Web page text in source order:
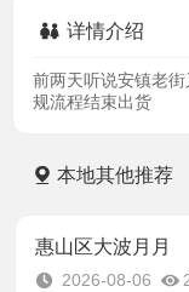
详情介绍
前两天听说安镇老
规流程结束出货
本地其他推荐
惠山区大波月月
2026-08-06